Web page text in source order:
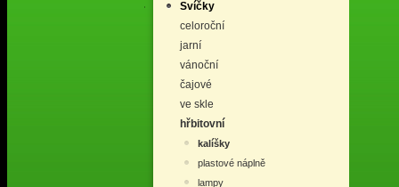
Svíčky
celoroční
jarní
vánoční
čajové
ve skle
hřbitovní
kalíšky
plastové náplně
lampy